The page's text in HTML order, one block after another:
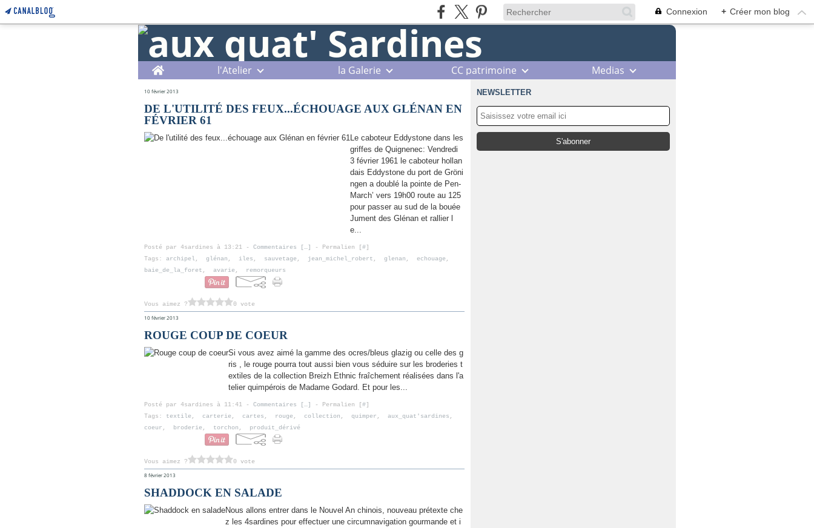
Connexion + Créer mon blog
Home l'Atelier la Galerie CC patrimoine Medias
10 février 2013
DE L'UTILITÉ DES FEUX...ÉCHOUAGE AUX GLÉNAN EN
FÉVRIER 61
Le caboteur Eddystone dans les
griffes de Quignenec: Vendredi
3 février 1961 le caboteur hollan
dais Eddystone du port de Gröni
ngen a doublé la pointe de Pen-
March’ vers 19h00 route au 125
pour passer au sud de la bouée
Jument des Glénan et rallier l
e...
Posté par 4sardines à 13:21 - Commentaires […] - Permalien [#]
Tags: archipel, glénan , iles , sauvetage , jean_michel_robert , glenan , echouage ,
baie_de_la_foret , avarie , remorqueurs
Vous aimez ?
0 vote
10 février 2013
ROUGE COUP DE COEUR
Si vous avez aimé la gamme des ocres/bleus glazig ou celle des g
ris , le rouge pourra tout aussi bien vous séduire sur les broderies t
extiles de la collection Breizh Ethnic fraîchement réalisées dans l'a
telier quimpérois de Madame Godard. Et pour les...
Posté par 4sardines à 11:41 - Commentaires […] - Permalien [#]
Tags: textile , carterie , cartes , rouge , collection , quimper , aux_quat'sardines ,
coeur , broderie , torchon , produit_dérivé
Vous aimez ?
0 vote
8 février 2013
SHADDOCK EN SALADE
Nous allons entrer dans le Nouvel An chinois, nouveau prétexte che
z les 4sardines pour effectuer une circumnavigation gourmande et i
NEWSLETTER